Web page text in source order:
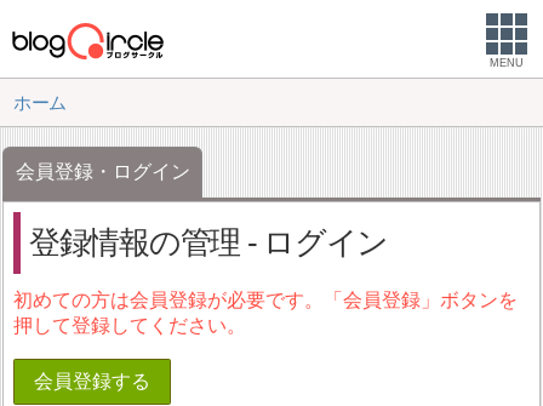
MENU
ホーム
会員登録・ログイン
登録情報の管理 - ログイン
初めての方は会員登録が必要です。「会員登録」ボタンを
押して登録してください。
会員登録する